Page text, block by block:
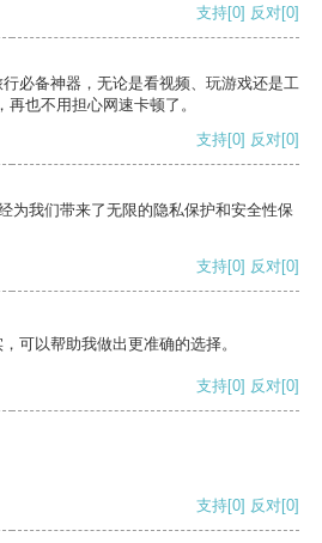
支持[0] 反对[0]
必备神器，无论是看视频、玩游戏还是工
也不用担心网速卡顿了。
支持[0] 反对[0]
为我们带来了无限的隐私保护和安全性保
支持[0] 反对[0]
可以帮助我做出更准确的选择。
支持[0] 反对[0]
支持[0] 反对[0]